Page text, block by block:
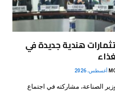
هندية جديدة في
الصناعة، مشاركته في اجتماع